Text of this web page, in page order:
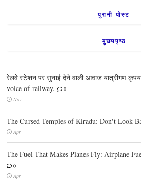
पुरानी पोस्ट
मुख्यपृष्ठ
रेलवे स्टेशन पर सुनाई देने वाली आवाज यात्रीगण
voice of railway.
0
Nov
The Cursed Temples of Kiradu: Don't Look
Apr
The Fuel That Makes Planes Fly: Airplane
0
Apr